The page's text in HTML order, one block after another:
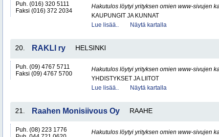
Puh. (016) 320 5111
Faksi (016) 372 2034
Hakutulos löytyi yrityksen omien www-sivujen
KAUPUNGIT JA KUNNAT
Lue lisää..
Näytä kartalla
20. RAKLI ry HELSINKI
Puh. (09) 4767 5711
Faksi (09) 4767 5700
Hakutulos löytyi yrityksen omien www-sivujen
YHDISTYKSET JA LIITOT
Lue lisää..
Näytä kartalla
21. Raahen Monisiivous Oy RAAHE
Puh. (08) 223 1776
Hakutulos löytyi yrityksen omien www-sivujen